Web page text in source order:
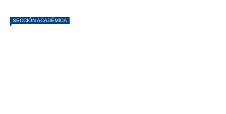
SECCIÓN ACADÉMICA